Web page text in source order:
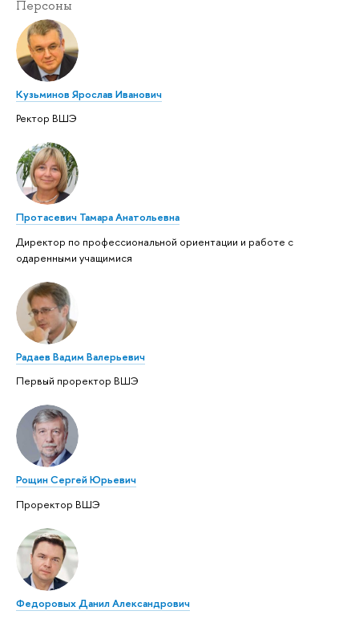
Персоны
Кузьминов Ярослав Иванович
Ректор ВШЭ
Протасевич Тамара Анатольевна
Директор по профессиональной ориентации и работе с
одаренными учащимися
Радаев Вадим Валерьевич
Первый проректор ВШЭ
Рощин Сергей Юрьевич
Проректор ВШЭ
Федоровых Данил Александрович